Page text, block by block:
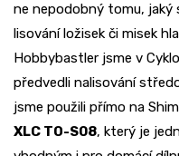
ne nepodobný tomu, jaký
lisování ložisek či misek
Hobbybastler jsme v
předvedli nalisování
jsme použili přímo na
XLC TO-S08, který je